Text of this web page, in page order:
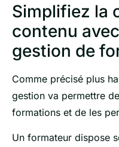
Simplifiez la
contenu
gestion de
Comme précisé plus
gestion va permettre
formations et de les
Un formateur dispose